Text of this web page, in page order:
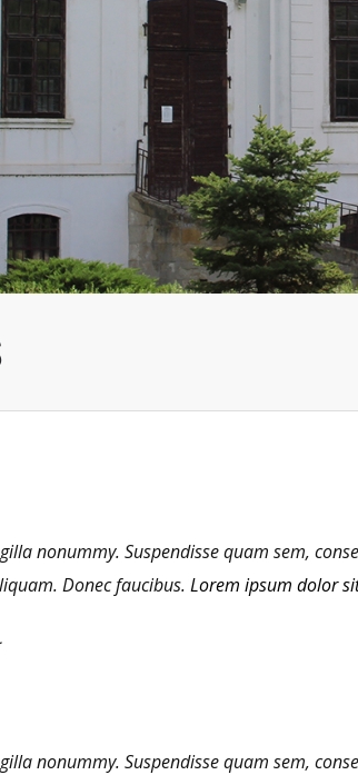
nonummy. Suspendisse quam sem,
Donec faucibus. Lorem ipsum dolor
nonummy. Suspendisse quam sem,